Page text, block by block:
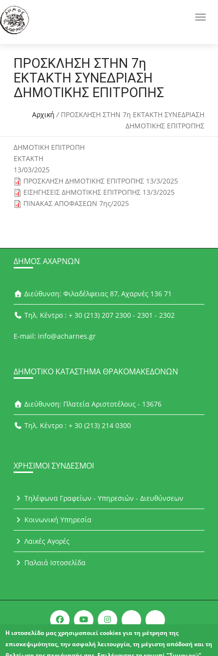
ΠΡΟΣΚΛΗΣΗ ΣΤΗΝ 7η
ΕΚΤΑΚΤΗ ΣΥΝΕΔΡΙΑΣΗ
ΔΗΜΟΤΙΚΗΣ ΕΠΙΤΡΟΠΗΣ
Αρχική / ΠΡΟΣΚΛΗΣΗ ΣΤΗΝ 7η ΕΚΤΑΚΤΗ ΣΥΝΕΔΡΙΑΣΗ
ΔΗΜΟΤΙΚΗΣ ΕΠΙΤΡΟΠΗΣ
ΔΗΜΟΤΙΚΗ ΕΠΙΤΡΟΠΗ
ΕΚΤΑΚΤΗ
13/03/2025
ΠΡΟΣΚΛΗΣΗ ΔΗΜΟΤΙΚΗΣ ΕΠΙΤΡΟΠΗΣ 13/3/2025
ΕΙΣΗΓΗΣΕΙΣ ΔΗΜΟΤΙΚΗΣ ΕΠΙΤΡΟΠΗΣ 13/3/2025
ΠΙΝΑΚΑΣ ΑΠΟΦΑΣΕΩΝ 7ης/2025
ΔΉΜΟΣ ΑΧΑΡΝΏΝ
Διεύθυνση: Φιλαδέλφειας 87, Αχαρνές 136 71
Τηλ. Κέντρο : + 30 (213) 207 2300 - 2301 - 2302
E-mail: info@acharnes.gr
ΔΗΜΟΤΙΚΌ ΚΑΤΆΣΤΗΜΑ ΘΡΑΚΟΜΑΚΕΔΌΝΩΝ
Διεύθυνση: Πλατεία Αριστοτέλους - 13676
Τηλ. Κέντρο : + 30 (213) 214 0300
ΧΡΉΣΙΜΟΙ ΣΎΝΔΕΣΜΟΙ
Τηλέφωνα Γραφείων - Υπηρεσιών - Διευθύνσεων
Κοινωνική Υπηρεσία
Λαικές Αγορές
Παλαιά Ιστοσελίδα
Copyright © 2021 l Δήμος Αχαρνών.
Η ιστοσελίδα μας χρησιμοποιεί cookies για τη μέτρηση της
επισκεψιμότητας, την ασφαλή λειτουργία, τη μέγιστη απόδοσή και τη